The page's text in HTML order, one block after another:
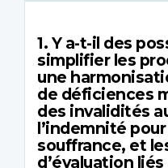
1. Y a-t-il des
simplifier les
une
de déficiences
des invalidités
l’indemnité
souffrance, et
d’évaluation